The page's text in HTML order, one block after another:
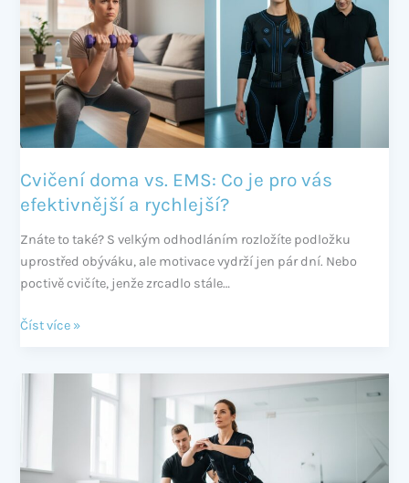
Cvičení doma vs. EMS: Co je pro vás
efektivnější a rychlejší?
Znáte to také? S velkým odhodláním rozložíte podložku
uprostřed obýváku, ale motivace vydrží jen pár dní. Nebo
poctivě cvičíte, jenže zrcadlo stále…
EMS:
Co
je
pro
vás
efektivnější
a
Číst více »
zkušenosti